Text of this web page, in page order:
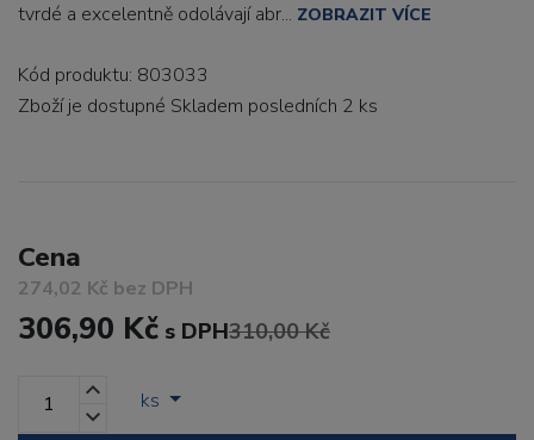
tvrdé a excelentně odolávají abr... ZOBRAZIT VÍCE
Kód produktu: 803033
Zboží je dostupné Skladem posledních 2 ks
Cena
274,02 Kč bez DPH
306,90 Kč s DPH310,00 Kč
ks